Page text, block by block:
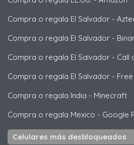
Compra o regala El Salvador -
Compra o regala El Salvador -
Compra o regala El Salvador - Call
Compra o regala El Salvador -
Compra o regala India - Minecraft
Compra o regala Mexico - Google
Celulares más desbloqueados